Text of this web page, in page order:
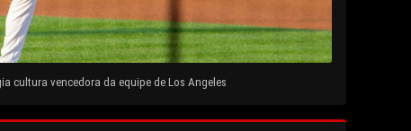
cultura vencedora da equipe de Los Angeles